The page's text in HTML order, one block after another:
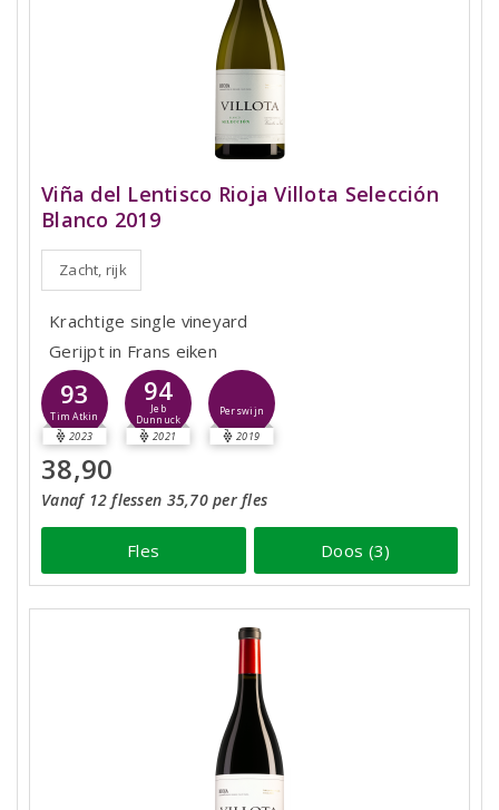
Viña del Lentisco Rioja Villota Selección
Blanco 2019
Zacht, rijk
Krachtige single vineyard
Gerijpt in Frans eiken
93
Tim Atkin
2023
94
Jeb
Dunnuck
2021
Perswijn
2019
38,90
Vanaf 12 flessen 35,70 per fles
Fles Doos (3)